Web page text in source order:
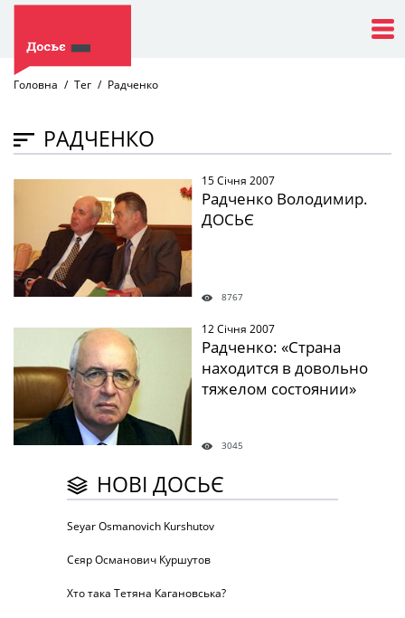
Головна Тег Радченко
РАДЧЕНКО
15 Січня 2007
Радченко Володимир.
ДОСЬЄ
8767
12 Січня 2007
Радченко: «Страна
находится в довольно
тяжелом состоянии»
3045
НОВІ ДОСЬЄ
Seyar Osmanovich Kurshutov
Сєяр Османович Куршутов
Хто така Тетяна Кагановська?